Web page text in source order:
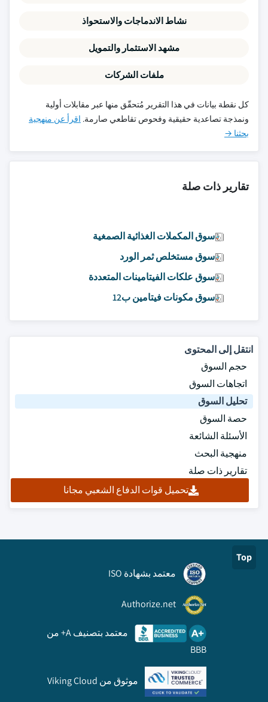
نشاط الاندماجات والاستحواذ
مشهد الاستثمار والتمويل
ملفات الشركات
كل نقطة بيانات في هذا التقرير مُتحقّق منها عبر مقابلات أولية
ونمذجة تصاعدية حقيقية وفحوص تقاطعي صارمة. اقرأ عن منهجية
بحثنا →
تقارير ذات صلة
سوق المكملات الغذائية الصمغية
سوق مستخلص ثمر الورد
سوق علكات الفيتامينات المتعددة
سوق مكونات فيتامين ب12
انتقل إلى المحتوى
حجم السوق
اتجاهات السوق
تحليل السوق
حصة السوق
الأسئلة الشائعة
منهجية البحث
تقارير ذات صلة
تحميل قوات الدفاع الشعبي مجانا
Top
معتمد بشهادة ISO
Authorize.net
معتمد بتصنيف A+ من
BBB
موثوق من Viking Cloud